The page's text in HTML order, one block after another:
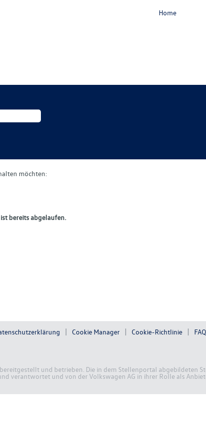
Home
möchten:
bereits abgelaufen.
Cookie Manager Cookie-Richtlinie
FAQ
und betrieben. Die in dem Stellenportal abgebildeten
verantwortet und von der Volkswagen AG in ihrer Rolle als